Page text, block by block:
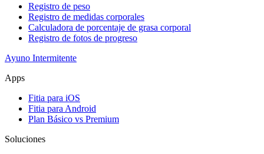
Registro de peso
Registro de medidas corporales
Calculadora de porcentaje de grasa corporal
Registro de fotos de progreso
Ayuno Intermitente
Apps
Fitia para iOS
Fitia para Android
Plan Básico vs Premium
Soluciones